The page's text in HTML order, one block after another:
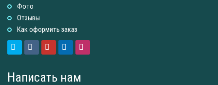
Фото
Отзывы
Как оформить заказ
Написать нам